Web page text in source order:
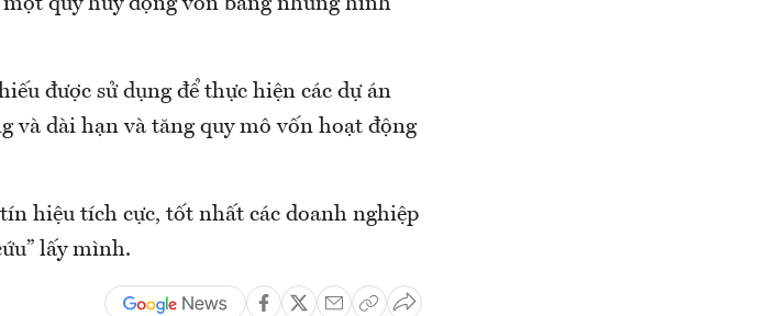
quỹ huy động vốn bằng những hình
được sử dụng để thực hiện các dự án
và dài hạn và tăng quy mô vốn hoạt động
hiệu tích cực, tốt nhất các doanh nghiệp
lấy mình.